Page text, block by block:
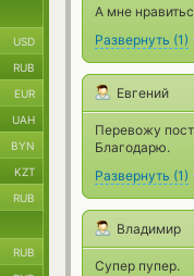
А мне
Развернуть (1)
Евгений
Перевожу
Благодарю.
Развернуть (1)
Владимир
Супер пупер.
USD
RUB
EUR
UAH
BYN
KZT
RUB
RUB